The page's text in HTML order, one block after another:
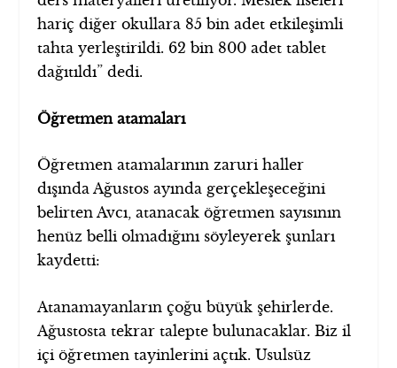
hariç diğer okullara 85 bin adet etkileşimli
tahta yerleştirildi. 62 bin 800 adet tablet
dağıtıldı” dedi.
Öğretmen atamaları
Öğretmen atamalarının zaruri haller
dışında Ağustos ayında gerçekleşeceğini
belirten Avcı, atanacak öğretmen sayısının
henüz belli olmadığını söyleyerek şunları
kaydetti:
Atanamayanların çoğu büyük şehirlerde.
Ağustosta tekrar talepte bulunacaklar. Biz il
içi öğretmen tayinlerini açtık. Usulsüz